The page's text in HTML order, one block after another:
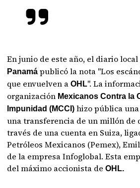
En junio de este año, el diario local
Panamápublicó la nota "Los
que envuelven aOHL". La
organización Mexicanos Contra la
Impunidad (MCCI) hizo pública
una transferencia de un millón de
través de una cuenta en Suiza,
Petróleos Mexicanos (Pemex),
de la empresa Infoglobal. Esta
del máximo accionista deOHL.